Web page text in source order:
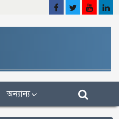
অন্যান্য